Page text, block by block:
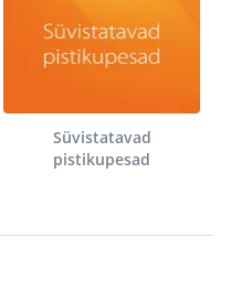
Süvistatavad
pistikupesad